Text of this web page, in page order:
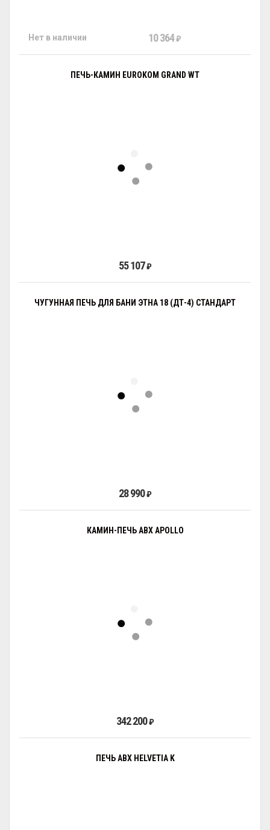
Нет в наличии 10 364₽
ПЕЧЬ-КАМИН EUROKOM GRAND WT
55 107₽
ЧУГУННАЯ ПЕЧЬ ДЛЯ БАНИ ЭТНА 18 (ДТ-4) СТАНДАРТ
28 990₽
КАМИН-ПЕЧЬ ABX APOLLO
342 200₽
ПЕЧЬ ABX HELVETIA K